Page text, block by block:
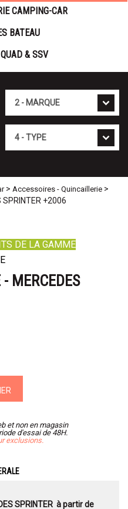
CAMPING-CAR
BATEAU
& SSV
> Accessoires - Quincaillerie >
SPRINTER +2006
DE LA GAMME
MERCEDES
et non en magasin
d'essai de 48H.
exclusions.
SPRINTER à partir de